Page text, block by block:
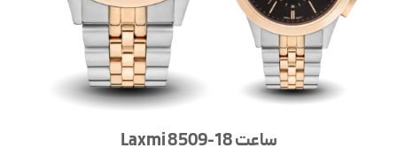
ساعت Laxmi 8509-18